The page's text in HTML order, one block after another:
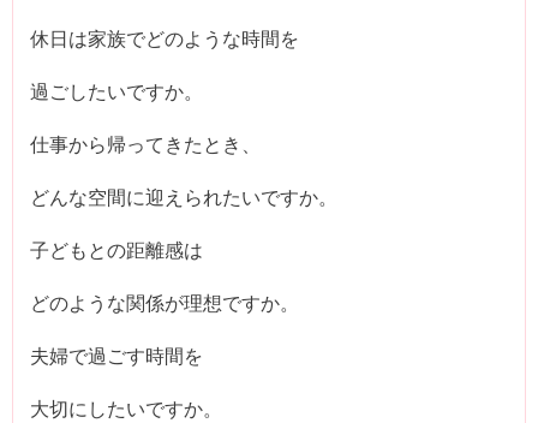
休日は家族でどのような時間を
過ごしたいですか。
仕事から帰ってきたとき、
どんな空間に迎えられたいですか。
子どもとの距離感は
どのような関係が理想ですか。
夫婦で過ごす時間を
大切にしたいですか。